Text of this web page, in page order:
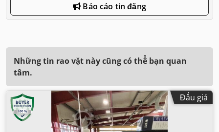
Báo cáo tin đăng
Những tin rao vặt này cũng có thể bạn quan
tâm.
Đấu giá